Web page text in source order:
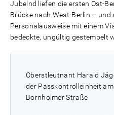
Jubelnd liefen die ersten Ost-
Brücke nach West-Berlin –
Personalausweise mit einem
bedeckte, ungültig gestempelt
Oberstleutnant Harald
der Passkontrolleinheit
Bornholmer Straße